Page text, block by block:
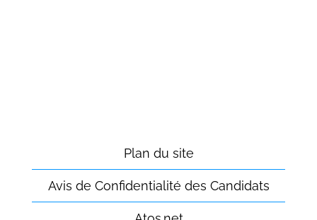
Plan du site
Avis de Confidentialité des Candidats